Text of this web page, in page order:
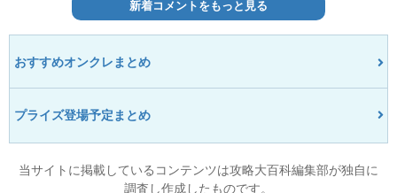
新着コメントをもっと見る
おすすめオンクレまとめ
プライズ登場予定まとめ
当サイトに掲載しているコンテンツは攻略大百科編集部が独自に
調査し作成したものです。